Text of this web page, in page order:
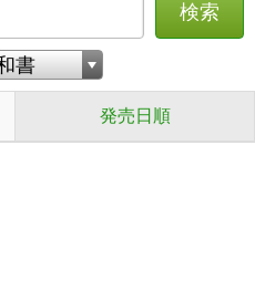
検索
発売日順